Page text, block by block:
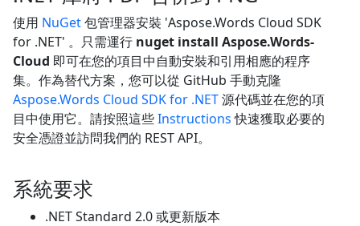
使用 NuGet包管理器安裝 'Aspose.Words Cloud SDK
for .NET' 。只需運行 nuget install Aspose.Words-
Cloud 即可在您的項目中自動安裝和引用相應的程序
集。作為替代方案，您可以從 GitHub 手動克隆
Aspose.Words Cloud SDK for .NET源代碼並在您的項
目中使用它。請按照這些Instructions快速獲取必要的
安全憑證並訪問我們的 REST API。
系統要求
.NET Standard 2.0 或更新版本